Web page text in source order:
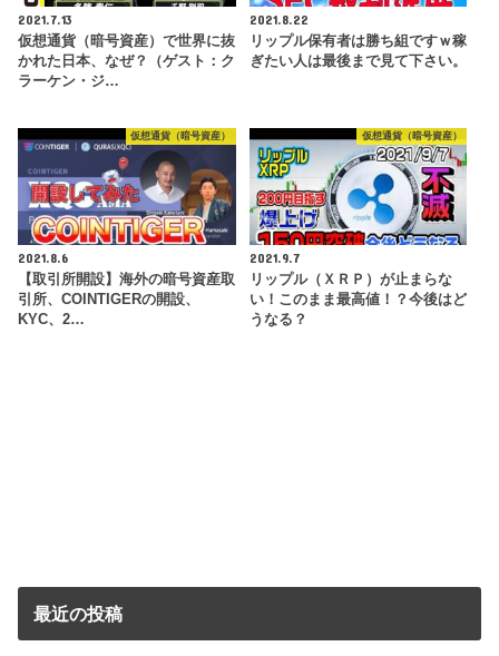
2021.7.13
仮想通貨（暗号資産）で世界に抜
かれた日本、なぜ？（ゲスト：ク
ラーケン・ジ…
2021.8.22
リップル保有者は勝ち組ですｗ稼
ぎたい人は最後まで見て下さい。
仮想通貨（暗号資産）
2021.8.6
【取引所開設】海外の暗号資産取
引所、COINTIGERの開設、
KYC、2…
仮想通貨（暗号資産）
2021.9.7
リップル（ＸＲＰ）が止まらな
い！このまま最高値！？今後はど
うなる？
最近の投稿